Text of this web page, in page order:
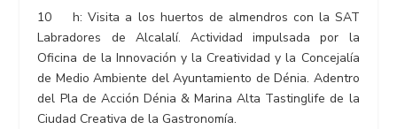
10 h: Visita a los huertos de almendros con la SAT
Labradores de Alcalalí. Actividad impulsada por la
Oficina de la Innovación y la Creatividad y la Concejalía
de Medio Ambiente del Ayuntamiento de Dénia. Adentro
del Pla de Acción Dénia & Marina Alta Tastinglife de la
Ciudad Creativa de la Gastronomía.